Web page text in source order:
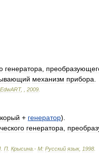
генератора
механизм прибора
EdwART, 2009
+ генератор).
генератора
П Крысина .- М: Русский язык, 1998